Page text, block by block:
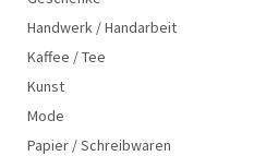
Handwerk / Handarbeit
Kaffee / Tee
Kunst
Mode
Papier / Schreibwaren